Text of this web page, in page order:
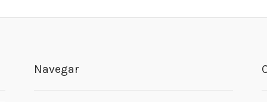
Navegar